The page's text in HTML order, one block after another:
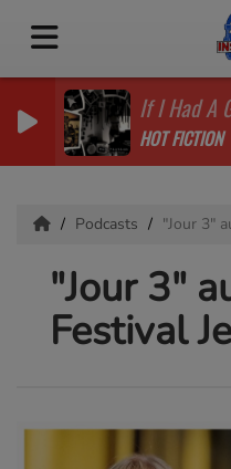
If I Had A
HOT FICTION
Podcasts "Jour 3"
"Jour 3"
Festival